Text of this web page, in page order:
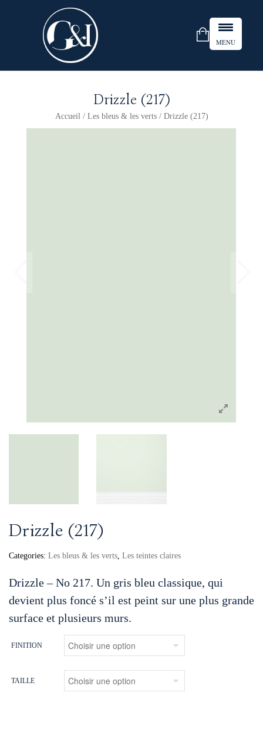
Drizzle (217)
Accueil/ Les bleus & les verts/ Drizzle (217)
Drizzle (217)
Categories: Les bleus & les verts, Les teintes claires
Drizzle – No 217. Un gris bleu classique, qui
devient plus foncé s’il est peint sur une plus grande
surface et plusieurs murs.
FINITION
TAILLE
MENU